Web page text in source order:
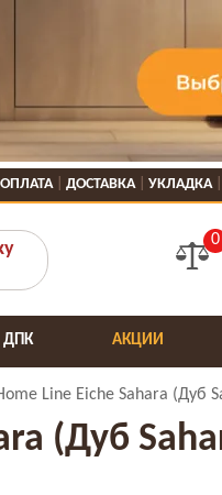
ОПЛАТА ДОСТАВКА УКЛАДКА
0
ДПК АКЦИИ
Line Eiche Sahara (Дуб
(Дуб